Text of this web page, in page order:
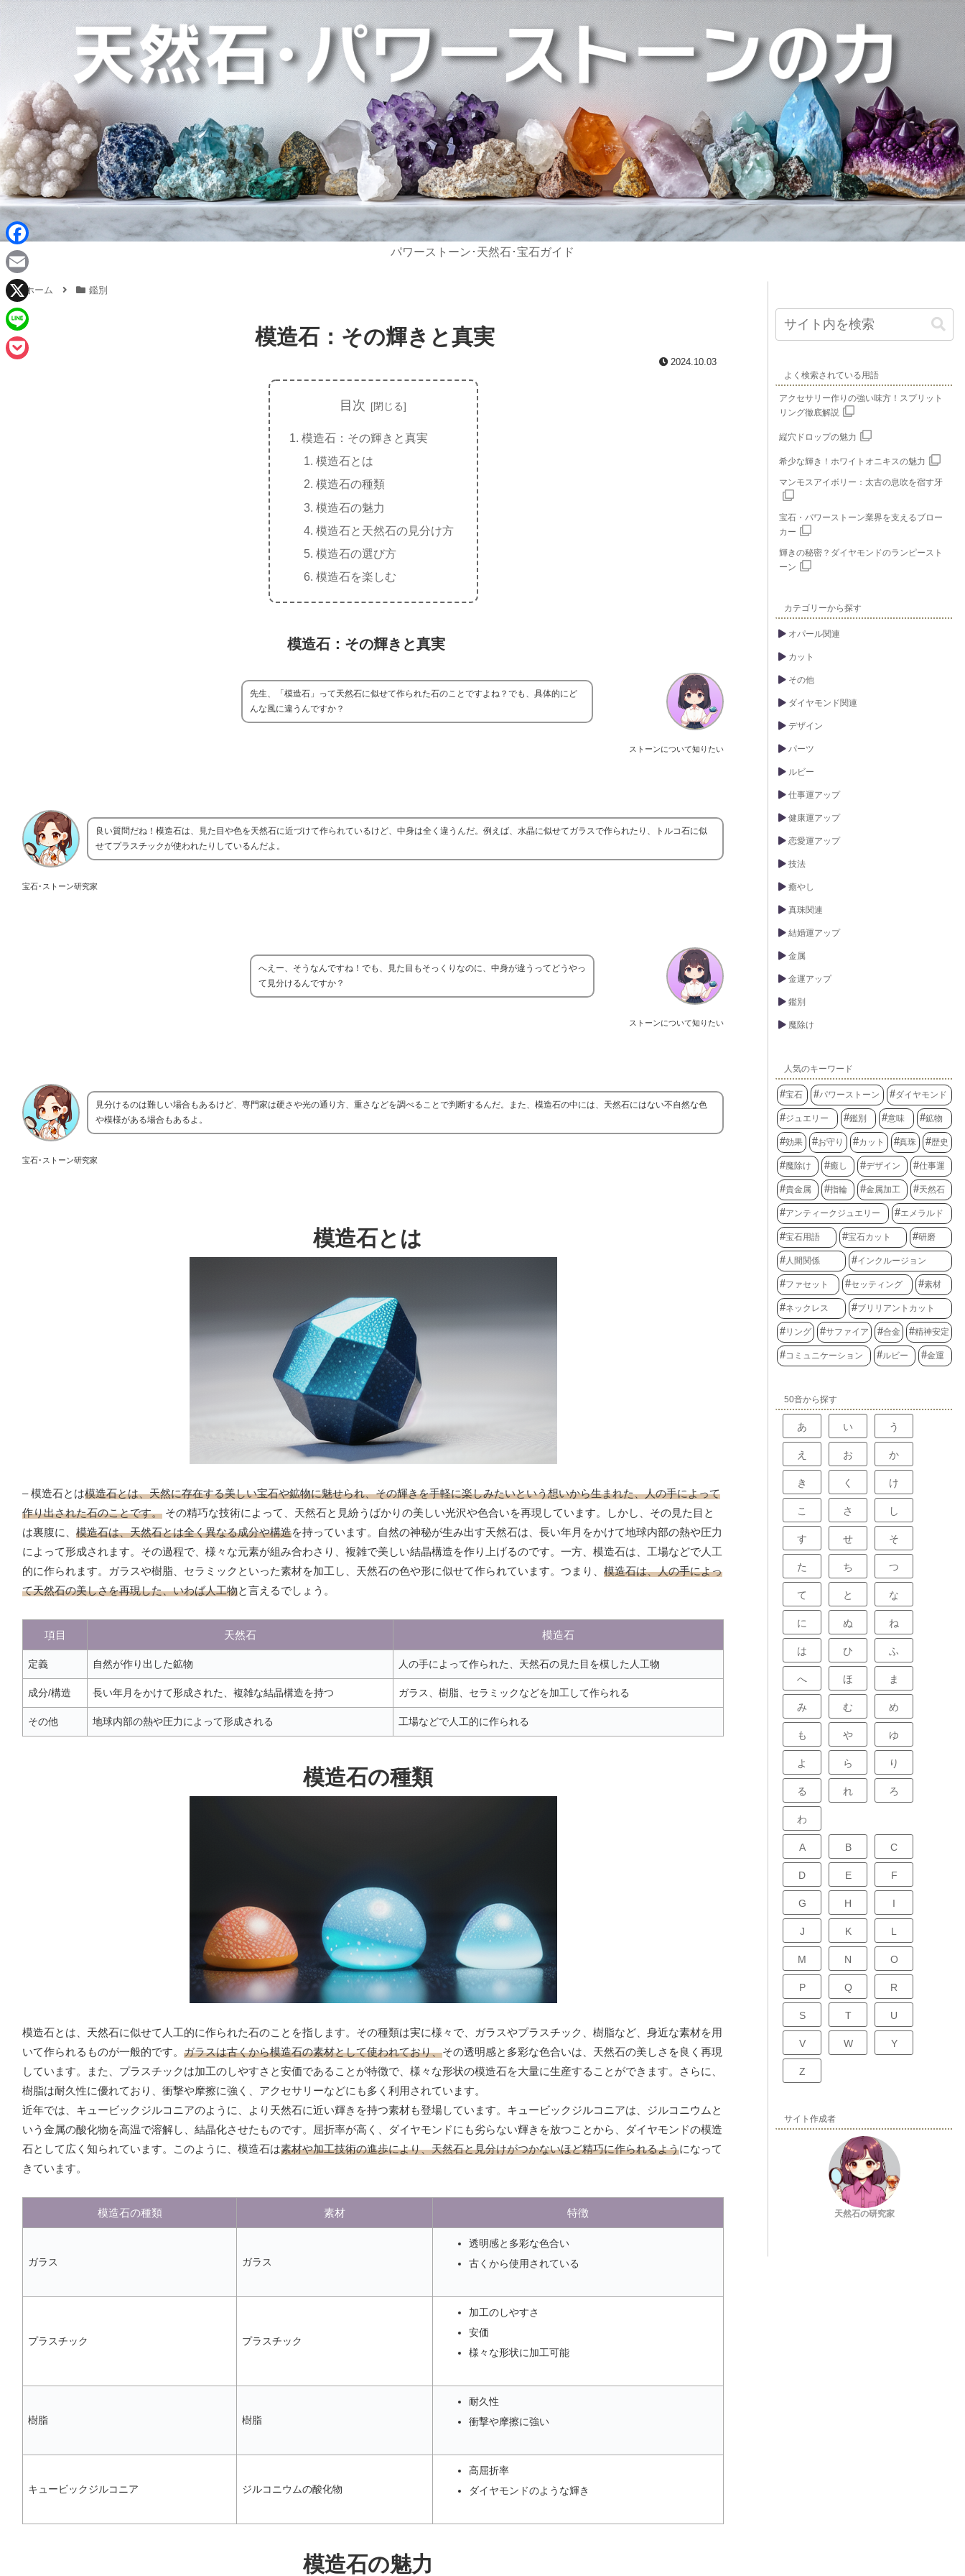
パワーストーン･天然石･宝石ガイド
ホーム 鑑別
模造石：その輝きと真実
2024.10.03
目次
模造石：その輝きと真実
模造石とは
模造石の種類
模造石の魅力
模造石と天然石の見分け方
模造石の選び方
模造石を楽しむ
模造石：その輝きと真実
ストーンについて知りたい
先生、「模造石」って天然石に似せて作られた石のことですよね？でも、具体的にど
んな風に違うんですか？
宝石･ストーン研究家
良い質問だね！模造石は、見た目や色を天然石に近づけて作られているけど、中身は全く違うんだ。例えば、水晶に似せてガラスで作られたり、トルコ石に似
せてプラスチックが使われたりしているんだよ。
ストーンについて知りたい
へえー、そうなんですね！でも、見た目もそっくりなのに、中身が違うってどうやっ
て見分けるんですか？
宝石･ストーン研究家
見分けるのは難しい場合もあるけど、専門家は硬さや光の通り方、重さなどを調べることで判断するんだ。また、模造石の中には、天然石にはない不自然な色
や模様がある場合もあるよ。
模造石とは
– 模造石とは模造石とは、天然に存在する美しい宝石や鉱物に魅せられ、その輝きを手軽に楽しみたいという想いから生まれた、人の手によって
作り出された石のことです。 その精巧な技術によって、天然石と見紛うばかりの美しい光沢や色合いを再現しています。しかし、その見た目と
は裏腹に、 模造石は、天然石とは全く異なる成分や構造を持っています。自然の神秘が生み出す天然石は、長い年月をかけて地球内部の熱や圧力
によって形成されます。その過程で、様々な元素が組み合わさり、複雑で美しい結晶構造を作り上げるのです。一方、模造石は、工場などで人工
的に作られます。ガラスや樹脂、セラミックといった素材を加工し、天然石の色や形に似せて作られています。つまり、 模造石は、人の手によっ
て天然石の美しさを再現した、いわば人工物と言えるでしょう。
項目 天然石 模造石
定義 自然が作り出した鉱物 人の手によって作られた、天然石の見た目を模した人工物
成分/構造 長い年月をかけて形成された、複雑な結晶構造を持つ ガラス、樹脂、セラミックなどを加工して作られる
その他 地球内部の熱や圧力によって形成される 工場などで人工的に作られる
模造石の種類
模造石とは、天然石に似せて人工的に作られた石のことを指します。その種類は実に様々で、ガラスやプラスチック、樹脂など、身近な素材を用
いて作られるものが一般的です。 ガラスは古くから模造石の素材として使われており、その透明感と多彩な色合いは、天然石の美しさを良く再現
しています。また、プラスチックは加工のしやすさと安価であることが特徴で、様々な形状の模造石を大量に生産することができます。さらに、
樹脂は耐久性に優れており、衝撃や摩擦に強く、アクセサリーなどにも多く利用されています。
近年では、キュービックジルコニアのように、より天然石に近い輝きを持つ素材も登場しています。キュービックジルコニアは、ジルコニウムと
いう金属の酸化物を高温で溶解し、結晶化させたものです。屈折率が高く、ダイヤモンドにも劣らない輝きを放つことから、ダイヤモンドの模造
石として広く知られています。このように、模造石は素材や加工技術の進歩により、天然石と見分けがつかないほど精巧に作られるようになって
きています。
模造石の種類 素材 特徴
ガラス ガラス
透明感と多彩な色合い
古くから使用されている
プラスチック プラスチック
加工のしやすさ
安価
様々な形状に加工可能
樹脂 樹脂
耐久性
衝撃や摩擦に強い
キュービックジルコニア ジルコニウムの酸化物
高屈折率
ダイヤモンドのような輝き
模造石の魅力
よく検索されている用語
アクセサリー作りの強い味方！スプリット
リング徹底解説
縦穴ドロップの魅力
希少な輝き！ホワイトオニキスの魅力
マンモスアイボリー：太古の息吹を宿す牙
宝石・パワーストーン業界を支えるブロー
カー
輝きの秘密？ダイヤモンドのランピースト
ーン
カテゴリーから探す
オパール関連
カット
その他
ダイヤモンド関連
デザイン
パーツ
ルビー
仕事運アップ
健康運アップ
恋愛運アップ
技法
癒やし
真珠関連
結婚運アップ
金属
金運アップ
鑑別
魔除け
人気のキーワード
宝石 パワーストーン ダイヤモンド
ジュエリー 鑑別 意味 鉱物
効果 お守り カット 真珠 歴史
魔除け 癒し デザイン 仕事運
貴金属 指輪 金属加工 天然石
アンティークジュエリー エメラルド
宝石用語 宝石カット 研磨
人間関係 インクルージョン
ファセット セッティング 素材
ネックレス ブリリアントカット
リング サファイア 合金 精神安定
コミュニケーション ルビー 金運
50音から探す
あ い う
え お か
き く け
こ さ し
す せ そ
た ち つ
て と な
に ぬ ね
は ひ ふ
へ ほ ま
み む め
も や ゆ
よ ら り
る れ ろ
わ
A B C
D E F
G H I
J K L
M N O
P Q R
S T U
V W Y
Z
サイト作成者
天然石の研究家
F
a
c
e
b
E
m
a
i
X
L